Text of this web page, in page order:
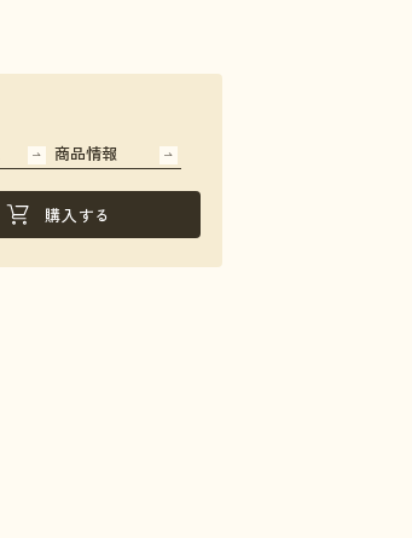
商品情報
購入する